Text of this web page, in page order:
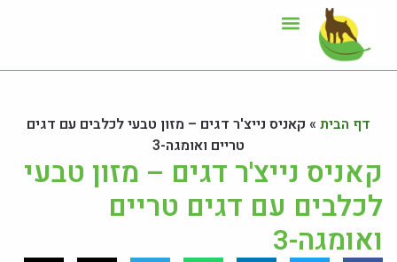
דף הבית » קאניס נייצ'ר דגים – מזון טבעי לכלבים עם דגים
טריים ואומגה-3
קאניס נייצ'ר דגים – מזון טבעי
לכלבים עם דגים טריים
ואומגה-3